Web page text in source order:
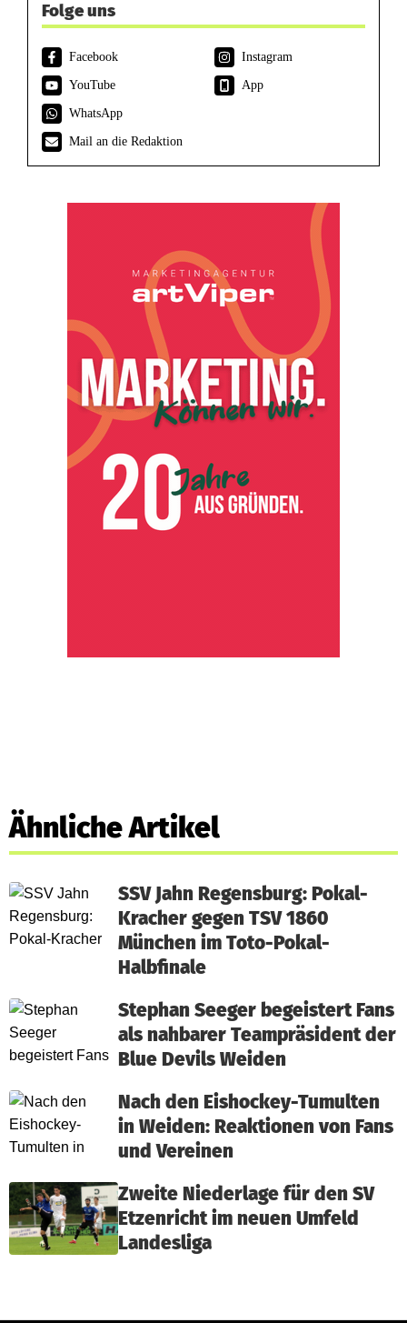
Folge uns
Facebook
Instagram
YouTube
App
WhatsApp
Mail an die Redaktion
Ähnliche Artikel
SSV Jahn Regensburg: Pokal-
Kracher gegen TSV 1860
München im Toto-Pokal-
Halbfinale
Stephan Seeger begeistert Fans
als nahbarer Teampräsident der
Blue Devils Weiden
Nach den Eishockey-Tumulten
in Weiden: Reaktionen von Fans
und Vereinen
Zweite Niederlage für den SV
Etzenricht im neuen Umfeld
Landesliga